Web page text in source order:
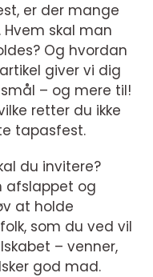
er der mange
skal man
Og hvordan
giver vi dig
– og mere til!
retter du ikke
tapasfest.
du invitere?
afslappet og
at holde
som du ved vil
– venner,
god mad.